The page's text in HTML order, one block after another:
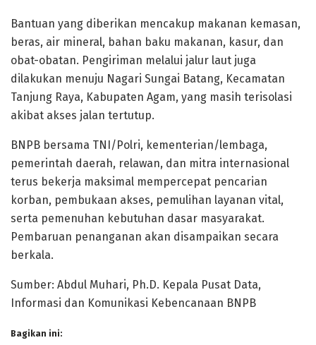
Bantuan yang diberikan mencakup makanan kemasan,
beras, air mineral, bahan baku makanan, kasur, dan
obat-obatan. Pengiriman melalui jalur laut juga
dilakukan menuju Nagari Sungai Batang, Kecamatan
Tanjung Raya, Kabupaten Agam, yang masih terisolasi
akibat akses jalan tertutup.
BNPB bersama TNI/Polri, kementerian/lembaga,
pemerintah daerah, relawan, dan mitra internasional
terus bekerja maksimal mempercepat pencarian
korban, pembukaan akses, pemulihan layanan vital,
serta pemenuhan kebutuhan dasar masyarakat.
Pembaruan penanganan akan disampaikan secara
berkala.
Sumber: Abdul Muhari, Ph.D. Kepala Pusat Data,
Informasi dan Komunikasi Kebencanaan BNPB
Bagikan ini: